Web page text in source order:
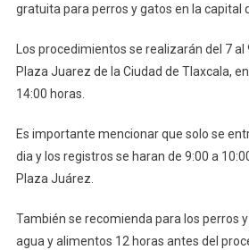
gratuita para perros y gatos en la capital
Los procedimientos se realizarán del 7 al
Plaza Juarez de la Ciudad de Tlaxcala,
14:00 horas.
Es importante mencionar que solo se
dia y los registros se haran de 9:00 a
Plaza Juárez.
También se recomienda para los perros
agua y alimentos 12 horas antes del